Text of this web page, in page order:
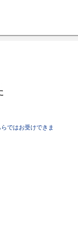
ではお受けできま